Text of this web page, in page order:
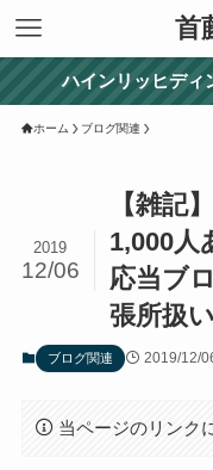
首
ハインリッヒディ
ホーム ブログ関連
【雑記
1,000人
応当ブ
張所扱
2019
12/06
ブログ関連 2019/12/
当ページのリンク